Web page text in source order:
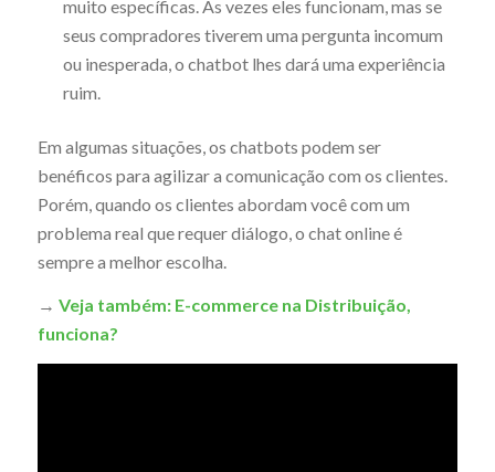
muito específicas. Às vezes eles funcionam, mas se
seus compradores tiverem uma pergunta incomum
ou inesperada, o chatbot lhes dará uma experiência
ruim.
Em algumas situações, os chatbots podem ser
benéficos para agilizar a comunicação com os clientes.
Porém, quando os clientes abordam você com um
problema real que requer diálogo, o chat online é
sempre a melhor escolha.
→ Veja também: E-commerce na Distribuição,
funciona?